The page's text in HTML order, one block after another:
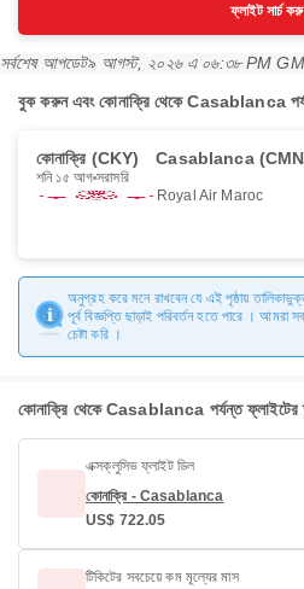
ফ্লাইট সার্চ
সর্বশেষ আপডেট৯ আগস্ট, ২০২৬ এ ০৬:৩৮ PM
বুক করুন এবং কোনাক্রি থেকে Casablanca
কোনাক্রি (CKY) Casablanca
শনি ১৫ আগ সরাসরি
Royal Air Maroc
অনুগ্রহ করে মনে রাখবেন যে এই পৃষ্ঠায়
পূর্ব বিজ্ঞপ্তি ছাড়াই পরিবর্তন হতে পারে । আমরা
চেষ্টা করি ।
কোনাক্রি থেকে Casablanca পর্যন্ত ফ্লাইটের
এক্সক্লুসিভ ফ্লাইট ডিল
কোনাক্রি - Casablanca
US$ 722.05
টিকিটের সবচেয়ে কম মূল্যের মাস